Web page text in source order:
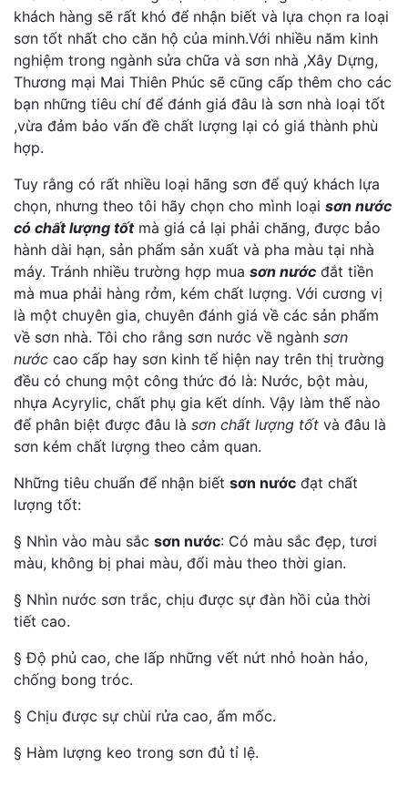
khách hàng sẽ rất khó để nhận biết và lựa chọn ra loại
sơn tốt nhất cho căn hộ của minh.Với nhiều năm kinh
nghiệm trong ngành sửa chữa và sơn nhà ,Xây Dựng,
Thương mại Mai Thiên Phúc sẽ cũng cấp thêm cho các
bạn những tiêu chí để đánh giá đâu là sơn nhà loại tốt
,vừa đảm bảo vấn đề chất lượng lại có giá thành phù
hợp.
Tuy rằng có rất nhiều loại hãng sơn để quý khách lựa
chọn, nhưng theo tôi hãy chọn cho mình loại sơn nước
có chất lượng tốtmà giá cả lại phải chăng, được bảo
hành dài hạn, sản phẩm sản xuất và pha màu tại nhà
máy. Tránh nhiều trường hợp mua sơn nước đắt tiền
mà mua phải hàng rởm, kém chất lượng. Với cương vị
là một chuyên gia, chuyên đánh giá về các sản phẩm
về sơn nhà. Tôi cho rằng sơn nước về ngành sơn
nước cao cấp hay sơn kinh tế hiện nay trên thị trường
đều có chung một công thức đó là: Nước, bột màu,
nhựa Acyrylic, chất phụ gia kết dính. Vậy làm thế nào
để phân biệt được đâu là sơn chất lượng tốt và đâu là
sơn kém chất lượng theo cảm quan.
Những tiêu chuẩn để nhận biết sơn nước đạt chất
lượng tốt:
§ Nhìn vào màu sắc sơn nước: Có màu sắc đẹp, tươi
màu, không bị phai màu, đổi màu theo thời gian.
§ Nhìn nước sơn trắc, chịu được sự đàn hồi của thời
tiết cao.
§ Độ phủ cao, che lấp những vết nứt nhỏ hoàn hảo,
chống bong tróc.
§ Chịu được sự chùi rửa cao, ẩm mốc.
§ Hàm lượng keo trong sơn đủ tỉ lệ.